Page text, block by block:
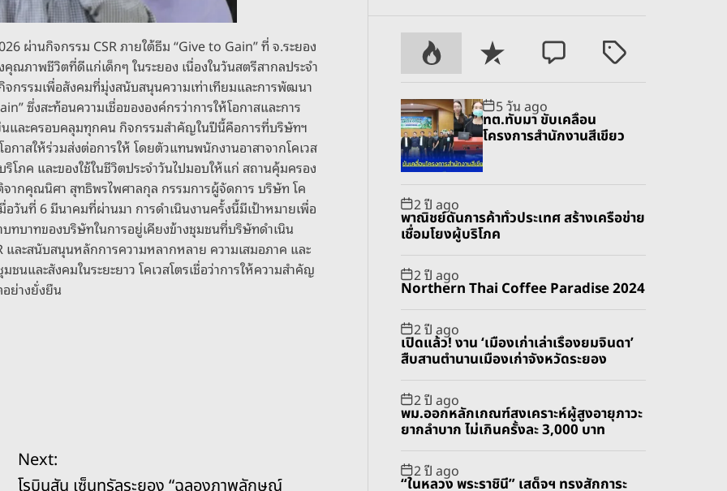
ผ่านกิจกรรม CSR ภายใต้ธีม “Give to Gain” ที่ จ.ระยอง
คุณภาพชีวิตที่ดีแก่เด็กๆ ในระยอง เนื่องในวันสตรีสากลประจำ
กรรมเพื่อสังคมที่มุ่งสนับสนุนความเท่าเทียมและการพัฒนา
ซึ่งสะท้อนความเชื่อขององค์กรว่าการให้โอกาสและการ
และครอบคลุมทุกคน กิจกรรมสำคัญในปีนี้คือการที่บริษัทฯ
าสให้ร่วมส่งต่อการให้ โดยตัวแทนพนักงานอาสาจากโคเวส
โภค และของใช้ในชีวิตประจำวันไปมอบให้แก่ สถานคุ้มครอง
จากคุณนิศา สุทธิพรไพศาลกุล กรรมการผู้จัดการ บริษัท โค
อวันที่ 6 มีนาคมที่ผ่านมา การดำเนินงานครั้งนี้มีเป้าหมายเพื่อ
บาทของบริษัทในการอยู่เคียงข้างชุมชนที่บริษัทดำเนิน
และสนับสนุนหลักการความหลากหลาย ความเสมอภาค และ
นและสังคมในระยะยาว โคเวสโตรเชื่อว่าการให้ความสำคัญ
ย่างยั่งยืน
Next:
โรบินสัน เซ็นทรัลระยอง “ฉลองภาพลักษณ์
P
o
p
u
l
a
r
R
e
c
e
n
t
C
o
m
m
e
T
g
e
5 วัน ago
ทต.ทับมา ขับเคลื่อน
โครงการสำนักงานสีเขียว
2 ปี ago
พาณิชย์ดันการค้าทั่วประเทศ สร้างเครือข่าย
เชื่อมโยงผู้บริโภค
2 ปี ago
Northern Thai Coffee Paradise 2024
2 ปี ago
เปิดแล้ว! งาน ‘เมืองเก่าเล่าเรื่องยมจินดา’
สืบสานตำนานเมืองเก่าจังหวัดระยอง
2 ปี ago
พม.ออกหลักเกณฑ์สงเคราะห์ผู้สูงอายุภาวะ
ยากลำบาก ไม่เกินครั้งละ 3,000 บาท
2 ปี ago
“ในหลวง พระราชินี” เสด็จฯ ทรงสักการะ